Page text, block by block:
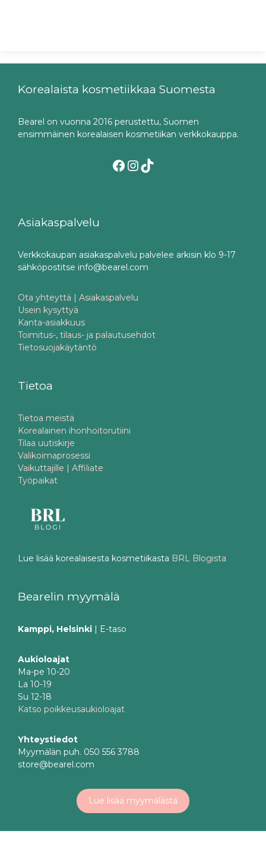
Korealaista kosmetiikkaa Suomesta
Bearel on vuonna 2016 perustettu, Suomen
ensimmäinen korealaisen kosmetiikan verkkokauppa.
Facebook
Instagram
TikTok
Asiakaspalvelu
Verkkokaupan asiakaspalvelu palvelee arkisin klo 9-17
sähköpostitse info@bearel.com
Ota yhteyttä | Asiakaspalvelu
Usein kysyttyä
Kanta-asiakkuus
Toimitus-, tilaus- ja palautusehdot
Tietosuojakäytäntö
Tietoa
Tietoa meistä
Korealainen ihonhoitorutiini
Tilaa uutiskirje
Valikoimaprosessi
Vaikuttajille | Affiliate
Työpaikat
Lue lisää korealaisesta kosmetiikasta BRL Blogista
Bearelin myymälä
Kamppi, Helsinki | E-taso
Aukioloajat
Ma-pe 10-20
La 10-19
Su 12-18
Katso poikkeusaukioloajat
Yhteystiedot
Myymälän puh. 050 556 3788
store@bearel.com
Lue lisää myymälästä